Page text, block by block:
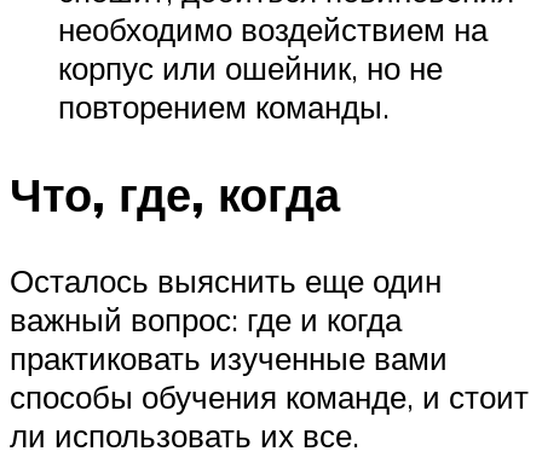
необходимо воздействием на
корпус или ошейник, но не
повторением команды.
Что, где, когда
Осталось выяснить еще один
важный вопрос: где и когда
практиковать изученные вами
способы обучения команде, и стоит
ли использовать их все.